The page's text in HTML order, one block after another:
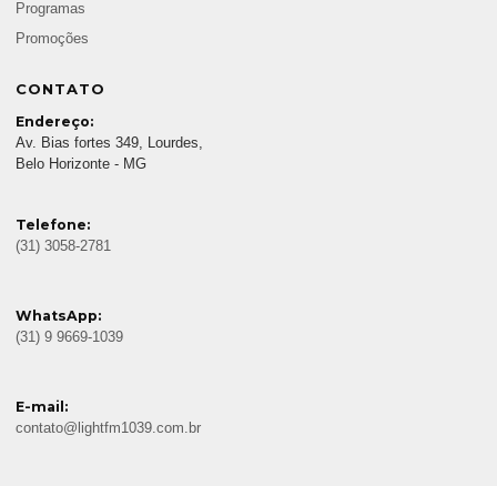
Programas
Promoções
CONTATO
Endereço:
Av. Bias fortes 349, Lourdes,
Belo Horizonte - MG
Telefone:
(31) 3058-2781
WhatsApp:
(31) 9 9669-1039
E-mail:
contato@lightfm1039.com.br